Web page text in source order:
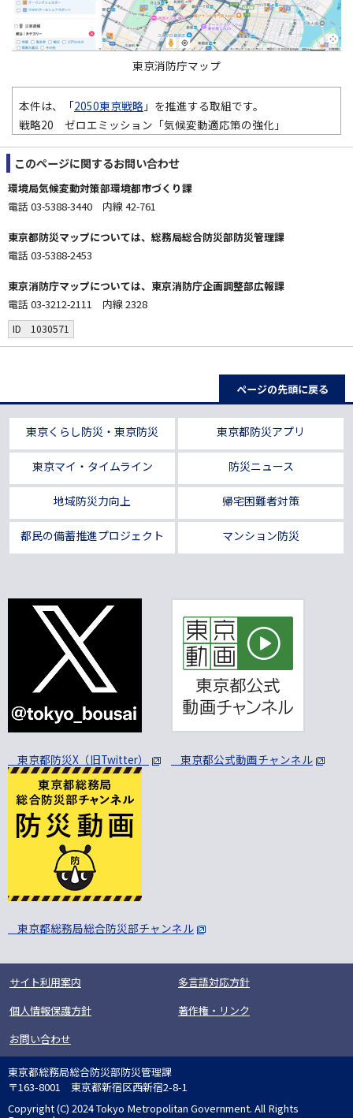
東京消防庁マップ
本件は、「2050東京戦略 」を推進する取組です。
戦略20 ゼロエミッション「気候変動適応策の強化」
このページに関するお問い合わせ
環境局気候変動対策部環境都市づくり課
電話 03-5388-3440 内線 42-761
東京都防災マップについては、総務局総合防災部防災管理課
電話 03-5388-2453
東京消防庁マップについては、東京消防庁企画調整部広報課
電話 03-3212-2111 内線 2328
ID 1030571
ページの先頭に戻る
東京くらし防災・東京防災 東京都防災アプリ
東京マイ・タイムライン 防災ニュース
地域防災力向上 帰宅困難者対策
都民の備蓄推進プロジェクト マンション防災
東京都防災X（旧Twitter） 東京都公式動画チャンネル
東京都総務局総合防災部チャンネル
サイト利用案内
多言語対応方針
個人情報保護方針
著作権・リンク
お問い合わせ
東京都総務局総合防災部防災管理課
〒163-8001 東京都新宿区西新宿2-8-1
Copyright (C) 2024 Tokyo Metropolitan Government. All Rights